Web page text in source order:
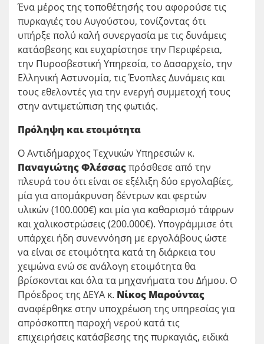
Ένα μέρος της τοποθέτησής του αφορούσε τις
πυρκαγιές του Αυγούστου, τονίζοντας ότι
υπήρξε πολύ καλή συνεργασία με τις δυνάμεις
κατάσβεσης και ευχαρίστησε την Περιφέρεια,
την Πυροσβεστική Υπηρεσία, το Δασαρχείο, την
Ελληνική Αστυνομία, τις Ένοπλες Δυνάμεις και
τους εθελοντές για την ενεργή συμμετοχή τους
στην αντιμετώπιση της φωτιάς.
Πρόληψη και ετοιμότητα
Ο Αντιδήμαρχος Τεχνικών Υπηρεσιών κ.
Παναγιώτης Φλέσσαςπρόσθεσε από την
πλευρά του ότι είναι σε εξέλιξη δύο εργολαβίες,
μία για απομάκρυνση δέντρων και φερτών
υλικών (100.000€) και μία για καθαρισμό τάφρων
και χαλικοστρώσεις (200.000€). Υπογράμμισε ότι
υπάρχει ήδη συνεννόηση με εργολάβους ώστε
να είναι σε ετοιμότητα κατά τη διάρκεια του
χειμώνα ενώ σε ανάλογη ετοιμότητα θα
βρίσκονται και όλα τα μηχανήματα του Δήμου. Ο
Πρόεδρος της ΔΕΥΑ κ. Νίκος Μαρούντας
αναφέρθηκε στην υποχρέωση της υπηρεσίας για
απρόσκοπτη παροχή νερού κατά τις
επιχειρήσεις κατάσβεσης της πυρκαγιάς, ειδικά